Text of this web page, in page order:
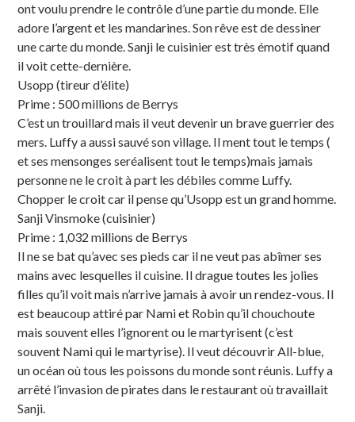
ont voulu prendre le contrôle d’une partie du monde. Elle
adore l’argent et les mandarines. Son rêve est de dessiner
une carte du monde. Sanji le cuisinier est très émotif quand
il voit cette-dernière.
Usopp (tireur d’élite)
Prime : 500 millions de Berrys
C’est un trouillard mais il veut devenir un brave guerrier des
mers. Luffy a aussi sauvé son village. Il ment tout le temps (
et ses mensonges seréalisent tout le temps)mais jamais
personne ne le croit à part les débiles comme Luffy.
Chopper le croit car il pense qu’Usopp est un grand homme.
Sanji Vinsmoke (cuisinier)
Prime : 1,032 millions de Berrys
Il ne se bat qu’avec ses pieds car il ne veut pas abîmer ses
mains avec lesquelles il cuisine. Il drague toutes les jolies
filles qu’il voit mais n’arrive jamais à avoir un rendez-vous. Il
est beaucoup attiré par Nami et Robin qu’il chouchoute
mais souvent elles l’ignorent ou le martyrisent (c’est
souvent Nami qui le martyrise). Il veut découvrir All-blue,
un océan où tous les poissons du monde sont réunis. Luffy a
arrêté l’invasion de pirates dans le restaurant où travaillait
Sanji.